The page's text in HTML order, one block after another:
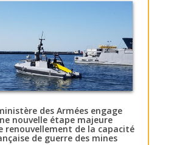
des Armées engage
nouvelle étape majeure
renouvellement de la capacité
de guerre des mines